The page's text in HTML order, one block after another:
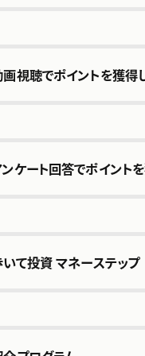
画視聴でポイントを獲得
ンケート回答でポイント
いて投資 マネーステップ